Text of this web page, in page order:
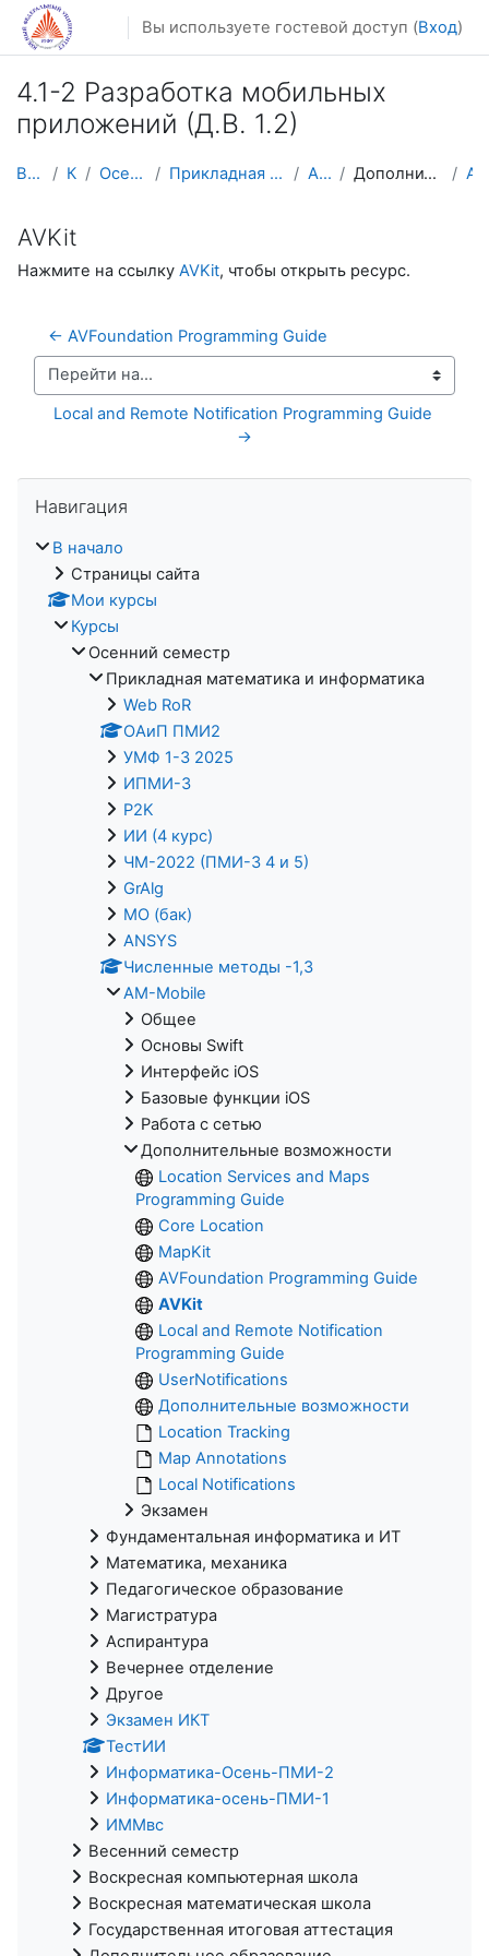
Перейти к основному содержанию
Вы используете гостевой доступ (Вход)
4.1-2 Разработка мобильных
приложений (Д.В. 1.2)
В начало Курсы Осенний семестр Прикладная математика и информатика AM-Mobile Дополнительные возможности
AVKit
Нажмите на ссылку AVKit, чтобы открыть ресурс.
← AVFoundation Programming Guide
Перейти на...
Local and Remote Notification Programming Guide
→
Навигация
В начало
Страницы сайта
Мои курсы
Курсы
Осенний семестр
Прикладная математика и информатика
Web RoR
ОАиП ПМИ2
УМФ 1-3 2025
ИПМИ-3
P2K
ИИ (4 курс)
ЧМ-2022 (ПМИ-3 4 и 5)
GrAlg
МО (бак)
ANSYS
Численные методы -1,3
AM-Mobile
Общее
Основы Swift
Интерфейс iOS
Базовые функции iOS
Работа с сетью
Дополнительные возможности
Location Services and Maps
Programming Guide
Core Location
MapKit
AVFoundation Programming Guide
AVKit
Local and Remote Notification
Programming Guide
UserNotifications
Дополнительные возможности
Location Tracking
Map Annotations
Local Notifications
Экзамен
Фундаментальная информатика и ИТ
Математика, механика
Педагогическое образование
Магистратура
Аспирантура
Вечернее отделение
Другое
Экзамен ИКТ
ТестИИ
Информатика-Осень-ПМИ-2
Информатика-осень-ПМИ-1
ИММвс
Весенний семестр
Воскресная компьютерная школа
Воскресная математическая школа
Государственная итоговая аттестация